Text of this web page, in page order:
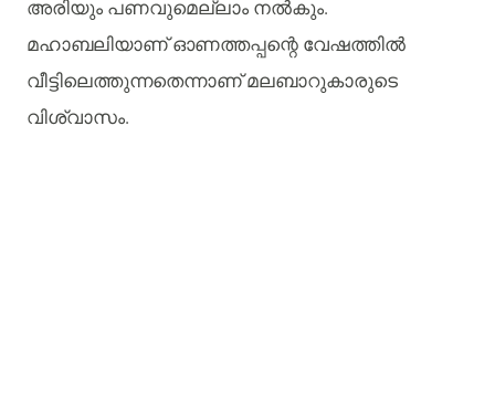
അരിയും പണവുമെല്ലാം നല്‍കും.
മഹാബലിയാണ് ഓണത്തപ്പന്റെ വേഷത്തില്‍
വീട്ടിലെത്തുന്നതെന്നാണ് മലബാറുകാരുടെ
വിശ്വാസം.